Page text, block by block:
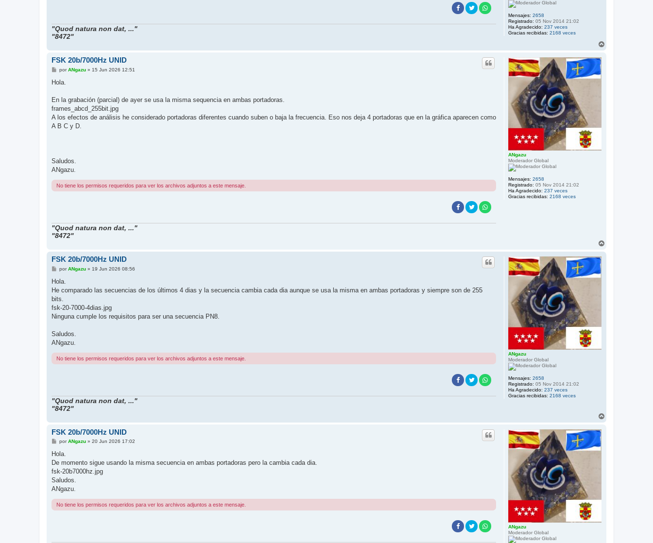
Mensajes: 2658
Registrado: 05 Nov 2014 21:02
Ha Agradecido: 237 veces
Gracias recibidas: 2168 veces
"Quod natura non dat, ..."
"8472"
ANgazu
Moderador Global
Mensajes: 2658
Registrado: 05 Nov 2014 21:02
Ha Agradecido: 237 veces
Gracias recibidas: 2168 veces
FSK 20b/7000Hz UNID
M
n
j
porANgazu» 15 Jun 2026 12:51
Hola.
En la grabación (parcial) de ayer se usa la misma sequencia en ambas portadoras.
frames_abcd_255bit.jpg
A los efectos de análisis he considerado portadoras diferentes cuando suben o baja la frecuencia. Eso nos deja 4 portadoras que en la gráfica aparecen como
A B C y D.
Saludos.
ANgazu.
No tiene los permisos requeridos para ver los archivos adjuntos a este mensaje.
"Quod natura non dat, ..."
"8472"
ANgazu
Moderador Global
Mensajes: 2658
Registrado: 05 Nov 2014 21:02
Ha Agradecido: 237 veces
Gracias recibidas: 2168 veces
FSK 20b/7000Hz UNID
M
n
a
j
porANgazu» 19 Jun 2026 08:56
Hola.
He comparado las secuencias de los últimos 4 dias y la secuencia cambia cada dia aunque se usa la misma en ambas portadoras y siempre son de 255
bits.
fsk-20-7000-4dias.jpg
Ninguna cumple los requisitos para ser una secuencia PN8.
Saludos.
ANgazu.
No tiene los permisos requeridos para ver los archivos adjuntos a este mensaje.
"Quod natura non dat, ..."
"8472"
ANgazu
Moderador Global
FSK 20b/7000Hz UNID
M
n
a
j
porANgazu» 20 Jun 2026 17:02
Hola.
De momento sigue usando la misma secuencia en ambas portadoras pero la cambia cada dia.
fsk-20b7000hz.jpg
Saludos.
ANgazu.
No tiene los permisos requeridos para ver los archivos adjuntos a este mensaje.